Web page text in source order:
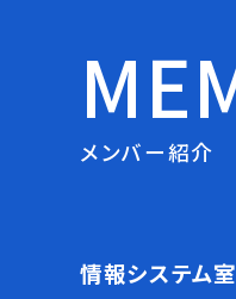
メンバー紹介
情報システム室